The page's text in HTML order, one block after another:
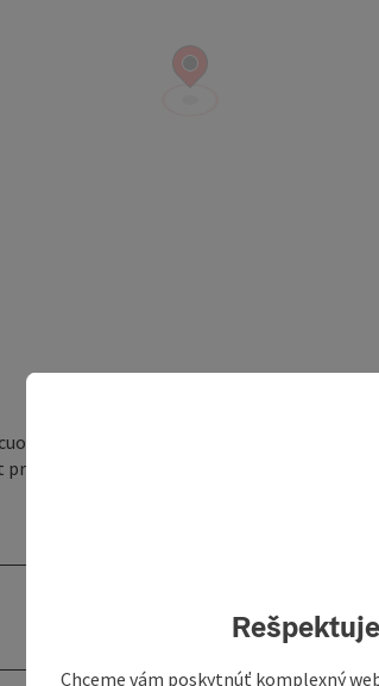
in a side street, lies the medieval house
rooms with bathroom and toilet.
Chceme vám poskytnúť komplexný